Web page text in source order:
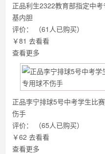
正品利生2322教育部指定中
基内胆
评价：
（61人已购买）
￥81 去看看
查看更多
正品李宁排球5号中考学生比
伤手
评价：
（65人已购买）
￥62 去看看
查看更多